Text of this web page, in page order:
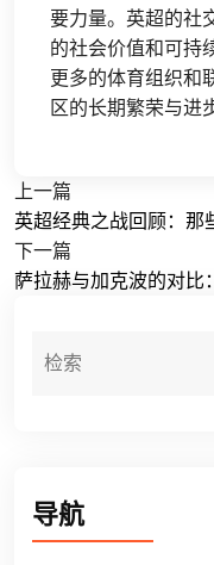
要力量。英超的社
的社会价值和可持
更多的体育组织和
区的长期繁荣与进
上一篇
英超经典之战回顾：那
下一篇
萨拉赫与加克波的对比
导航